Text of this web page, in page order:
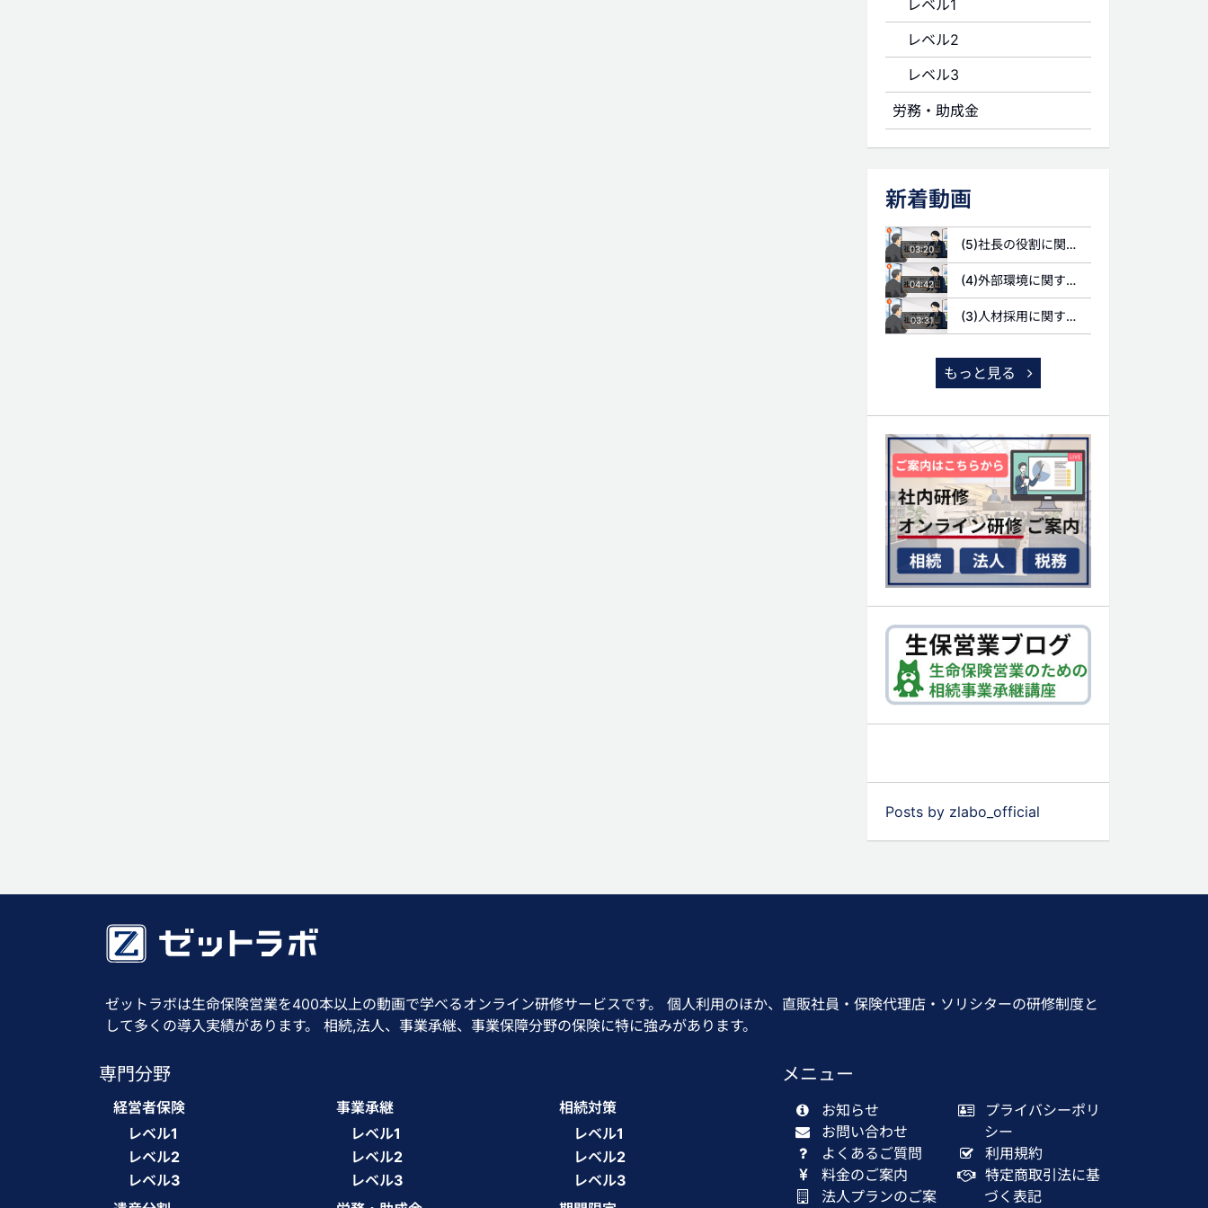
レベル1
レベル2
レベル3
労務・助成金
新着動画
03:20 (5)社長の役割に関する質問
04:42 (4)外部環境に関する質問
03:31 (3)人材採用に関する質問
もっと見る
Posts by zlabo_official
ゼットラボは生命保険営業を400本以上の動画で学べるオンライン研修サービスです。 個人利用のほか、直販社員・保険代理店・ソリシターの研修制度と
して多くの導入実績があります。 相続,法人、事業承継、事業保障分野の保険に特に強みがあります。
専門分野
経営者保険
レベル1
レベル2
レベル3
事業承継
レベル1
レベル2
レベル3
相続対策
レベル1
レベル2
レベル3
メニュー
お知らせ
お問い合わせ
よくあるご質問
料金のご案内
法人プランのご案
プライバシーポリ
シー
利用規約
特定商取引法に基
づく表記